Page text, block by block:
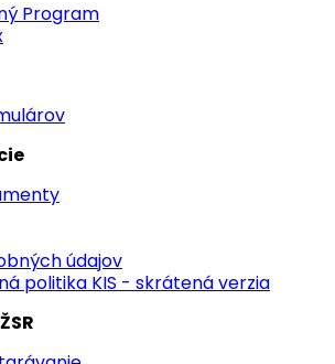
Program
údajov
politika KIS - skrátená verzia